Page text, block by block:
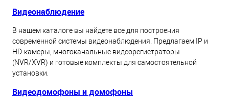
Видеонаблюдение
В нашем каталоге вы найдете все для построения
современной системы видеонаблюдения. Предлагаем IP и
HD-камеры, многоканальные видеорегистраторы
(NVR/XVR) и готовые комплекты для самостоятельной
установки.
Видеодомофоны и домофоны